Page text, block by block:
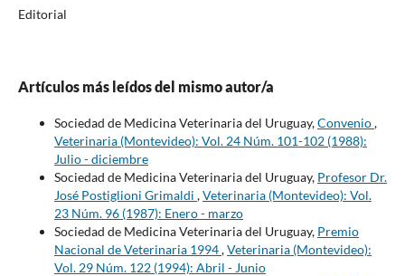
Editorial
Artículos más leídos del mismo autor/a
Sociedad de Medicina Veterinaria del Uruguay,Convenio,
Veterinaria (Montevideo): Vol. 24 Núm. 101-102 (1988):
Julio - diciembre
Sociedad de Medicina Veterinaria del Uruguay, Profesor Dr.
José Postiglioni Grimaldi ,Veterinaria (Montevideo): Vol.
23 Núm. 96 (1987): Enero - marzo
Sociedad de Medicina Veterinaria del Uruguay, Premio
Nacional de Veterinaria 1994,Veterinaria (Montevideo):
Vol. 29 Núm. 122 (1994): Abril - Junio